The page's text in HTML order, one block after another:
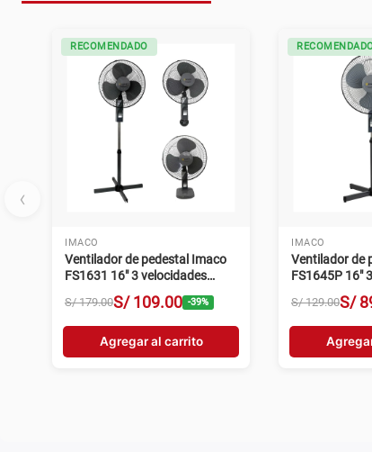
‹
NO TE PIERDAS
TELSTAR
Televisor smart Telstar 32" HD
LED webOS TTL-
TV32HEW5F3PE
S/ 699.00S/ 439.00 -37%
Agregar al carrito
NO TE
LG
Televisor
webOS
S/ 1999.00S/